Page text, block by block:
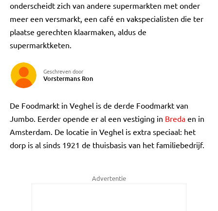
onderscheidt zich van andere supermarkten met onder
meer een versmarkt, een café en vakspecialisten die ter
plaatse gerechten klaarmaken, aldus de
supermarktketen.
Geschreven door
Vorstermans Ron
De Foodmarkt in Veghel is de derde Foodmarkt van
Jumbo. Eerder opende er al een vestiging in Breda en in
Amsterdam. De locatie in Veghel is extra speciaal: het
dorp is al sinds 1921 de thuisbasis van het familiebedrijf.
Advertentie